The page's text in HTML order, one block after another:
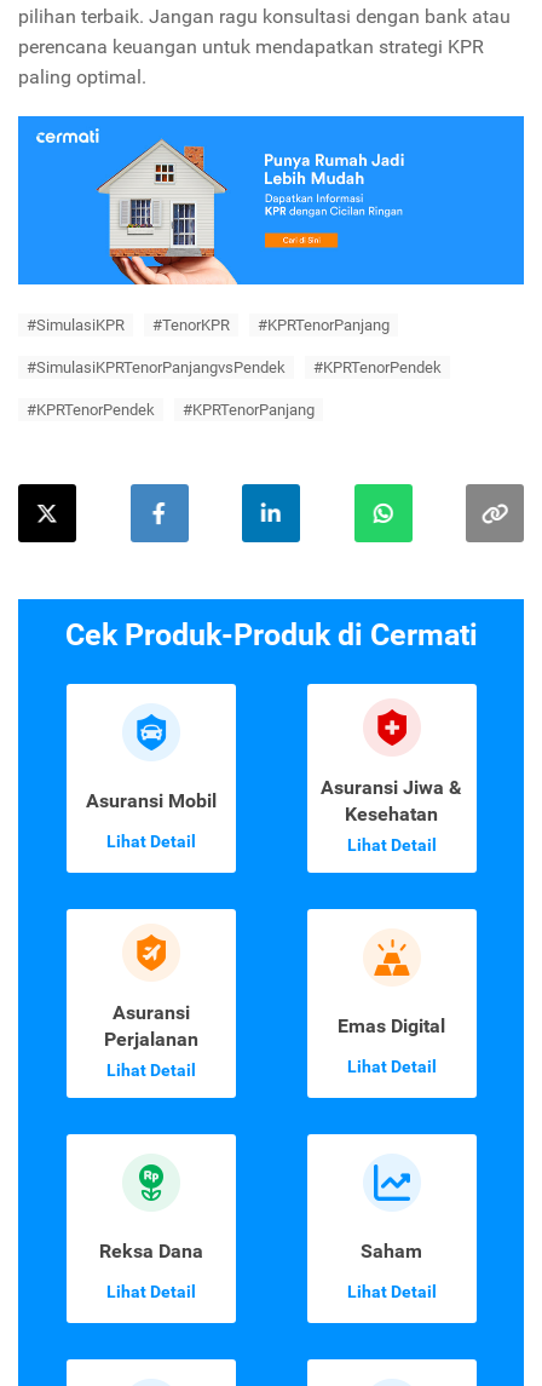
pilihan terbaik. Jangan ragu konsultasi dengan bank atau
perencana keuangan untuk mendapatkan strategi KPR
paling optimal.
#SimulasiKPR #TenorKPR #KPRTenorPanjang
#SimulasiKPRTenorPanjangvsPendek #KPRTenorPendek
#KPRTenorPendek #KPRTenorPanjang
Cek Produk-Produk di Cermati
Asuransi Mobil
Lihat Detail
Asuransi Jiwa &
Kesehatan
Lihat Detail
Asuransi
Perjalanan
Lihat Detail
Emas Digital
Lihat Detail
Reksa Dana
Lihat Detail
Saham
Lihat Detail